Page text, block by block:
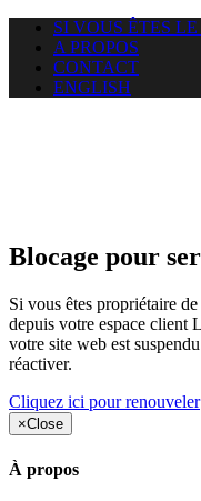
SI VOUS ÊTES
A PROPOS
CONTACT
ENGLISH
Blocage pour
Si vous êtes propriétaire
depuis votre espace client
votre site web est
réactiver.
Cliquez ici pour renouveler
×Close
À propos